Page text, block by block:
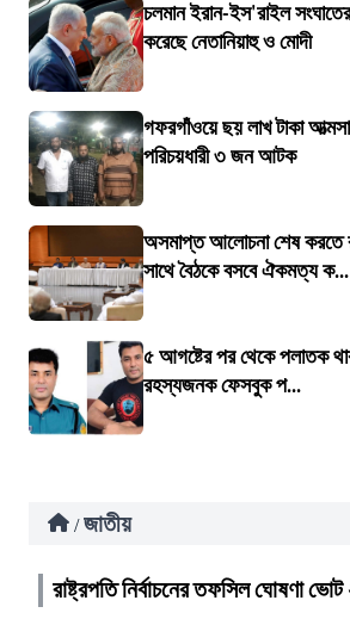
চলমান ইরান-ইস'রাইল
করেছে নেতানিয়াহু ও মোদী
গফরগাঁওয়ে ছয় লাখ টাকা
পরিচয়ধারী ৩ জন আটক
অসমাপ্ত আলোচনা শেষ করতে
সাথে বৈঠকে বসবে ঐকমত্য ক...
৫ আগষ্টের পর থেকে পলাতক
রহস্যজনক ফেসবুক প...
/ জাতীয়
রাষ্ট্রপতি নির্বাচনের তফসিল ঘোষণা